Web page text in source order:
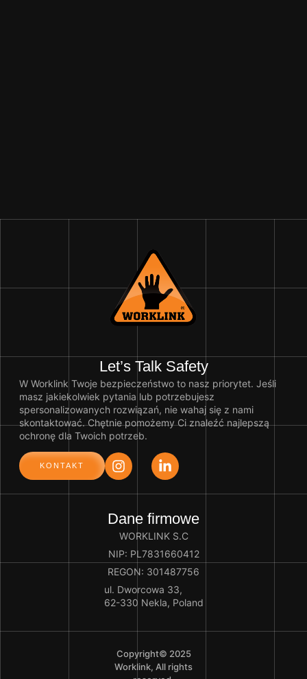
Let’s Talk Safety
W Worklink Twoje bezpieczeństwo to nasz priorytet. Jeśli
masz jakiekolwiek pytania lub potrzebujesz
spersonalizowanych rozwiązań, nie wahaj się z nami
skontaktować. Chętnie pomożemy Ci znaleźć najlepszą
ochronę dla Twoich potrzeb.
KONTAKT
Dane firmowe
WORKLINK S.C
NIP: PL7831660412
REGON: 301487756
ul. Dworcowa 33,
62-330 Nekla, Poland
Copyright© 2025
Worklink, All rights